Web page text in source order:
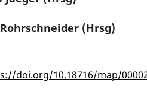
(Hrsg)
doi.org/10.18716/map/